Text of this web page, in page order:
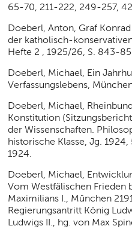
65-70, 211-222, 249-257,
Doeberl, Anton, Graf
der katholisch-
Hefte 2 , 1925/26, S. 843-
Doeberl, Michael, Ein
Verfassungslebens,
Doeberl, Michael,
Konstitution
der Wissenschaften.
historische Klasse, Jg.
1924.
Doeberl, Michael,
Vom Westfälischen Frieden
Maximilians I., München
Regierungsantritt König
Ludwigs II., hg. von Max